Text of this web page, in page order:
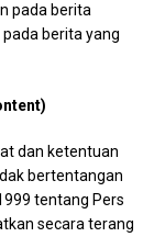
pada berita
berita yang
dan ketentuan
bertentangan
tentang Pers
secara terang